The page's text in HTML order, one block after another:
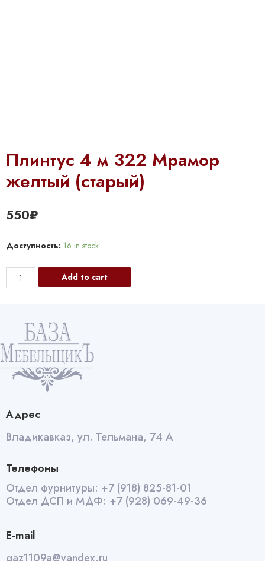
Плинтус 4 м 322 Мрамор
желтый (старый)
550₽
Доступность: 16 in stock
Плинтус
4
Мрамор
желтый
(старый)
quantity
Add to cart
Адрес
Владикавказ, ул. Тельмана, 74 А
Телефоны
Отдел фурнитуры: +7 (918) 825-81-01
Отдел ДСП и МДФ: +7 (928) 069-49-36
E-mail